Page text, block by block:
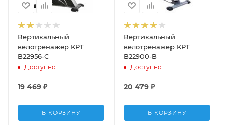
Вертикальный
велотренажер KPT
B22956-C
Доступно
19 469 ₽
В КОРЗИНУ
Вертикальный
велотренажер KPT
B22900-B
Доступно
20 479 ₽
В КОРЗИНУ